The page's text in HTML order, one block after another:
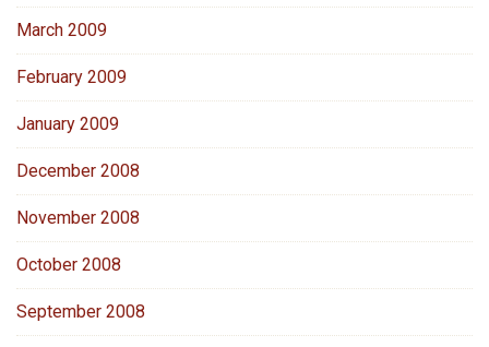
March 2009
February 2009
January 2009
December 2008
November 2008
October 2008
September 2008